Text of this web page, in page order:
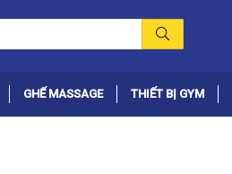
GHẾ MASSAGE THIẾT BỊ GYM